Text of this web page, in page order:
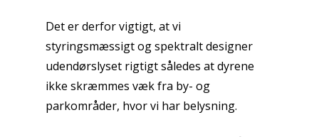
Det er derfor vigtigt, at vi
styringsmæssigt og spektralt designer
udendørslyset rigtigt således at dyrene
ikke skræmmes væk fra by- og
parkområder, hvor vi har belysning.